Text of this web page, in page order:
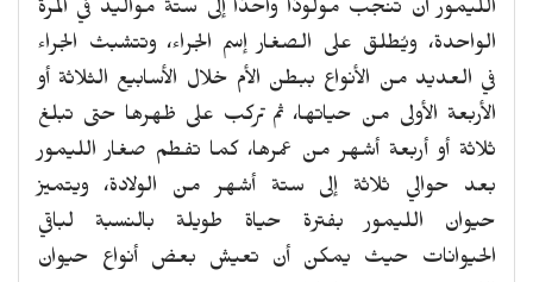
الليمور أن تنجب مولودًا واحدًا إلى ستة مواليد في المرة
الواحدة، ويُطلق على الصغار إسم الجراء، وتتشبث الجراء
في العديد من الأنواع ببطن الأم خلال الأسابيع الثلاثة أو
الأربعة الأولى من حياتها، ثم تركب على ظهرها حتى تبلغ
ثلاثة أو أربعة أشهر من عمرها، كما تفطم صغار الليمور
بعد حوالي ثلاثة إلى ستة أشهر من الولادة، ويتميز
حيوان الليمور بفترة حياة طويلة بالنسبة لباقي
الحيوانات حيث يمكن أن تعيش بعض أنواع حيوان